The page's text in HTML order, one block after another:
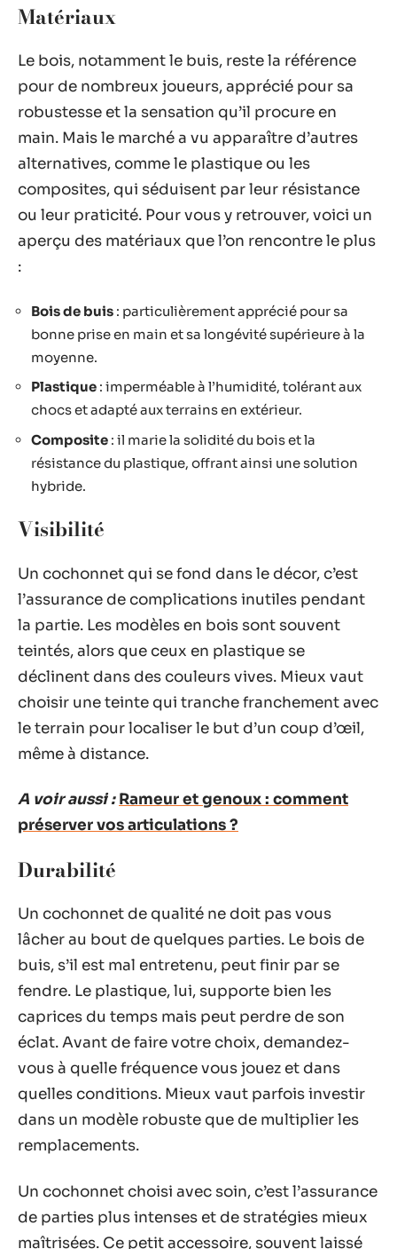
Matériaux
Le bois, notamment le buis, reste la référence
pour de nombreux joueurs, apprécié pour sa
robustesse et la sensation qu’il procure en
main. Mais le marché a vu apparaître d’autres
alternatives, comme le plastique ou les
composites, qui séduisent par leur résistance
ou leur praticité. Pour vous y retrouver, voici un
aperçu des matériaux que l’on rencontre le plus
:
Bois de buis : particulièrement apprécié pour sa
bonne prise en main et sa longévité supérieure à la
moyenne.
Plastique : imperméable à l’humidité, tolérant aux
chocs et adapté aux terrains en extérieur.
Composite : il marie la solidité du bois et la
résistance du plastique, offrant ainsi une solution
hybride.
Visibilité
Un cochonnet qui se fond dans le décor, c’est
l’assurance de complications inutiles pendant
la partie. Les modèles en bois sont souvent
teintés, alors que ceux en plastique se
déclinent dans des couleurs vives. Mieux vaut
choisir une teinte qui tranche franchement avec
le terrain pour localiser le but d’un coup d’œil,
même à distance.
A voir aussi : Rameur et genoux : comment
préserver vos articulations ?
Durabilité
Un cochonnet de qualité ne doit pas vous
lâcher au bout de quelques parties. Le bois de
buis, s’il est mal entretenu, peut finir par se
fendre. Le plastique, lui, supporte bien les
caprices du temps mais peut perdre de son
éclat. Avant de faire votre choix, demandez-
vous à quelle fréquence vous jouez et dans
quelles conditions. Mieux vaut parfois investir
dans un modèle robuste que de multiplier les
remplacements.
Un cochonnet choisi avec soin, c’est l’assurance
de parties plus intenses et de stratégies mieux
maîtrisées. Ce petit accessoire, souvent laissé